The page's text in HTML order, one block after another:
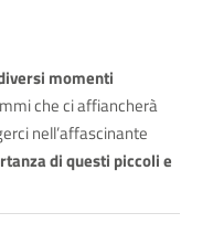
momenti
che ci affiancherà
nell’affascinante
di questi piccoli e